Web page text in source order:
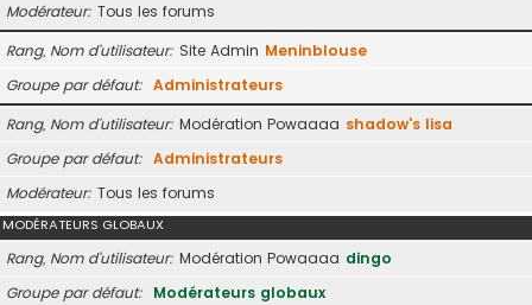
Modérateur Tous les forums
Rang, Nom d’utilisateur Site Admin Meninblouse
Groupe par défaut
Administrateurs
Rang, Nom d’utilisateur Modération Powaaaa shadow's lisa
Groupe par défaut
Administrateurs
Modérateur Tous les forums
MODÉRATEURS GLOBAUX
Rang, Nom d’utilisateur Modération Powaaaa dingo
Groupe par défaut
Modérateurs globaux